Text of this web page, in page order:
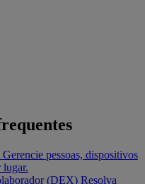
Gerencie pessoas, dispositivos
lugar.
(DEX) Resolva